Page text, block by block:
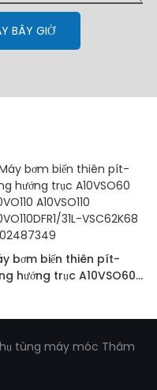
BÂY GIỜ
bơm biến thiên pít-
hướng trục A10VSO60
tùng máy móc Thâm